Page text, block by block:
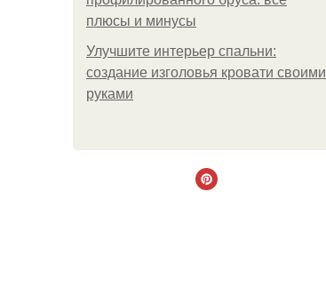
плюсы и минусы
Улучшите интерьер спальни:
создание изголовья кровати своими
руками